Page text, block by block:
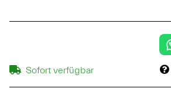
Sofort verfügbar